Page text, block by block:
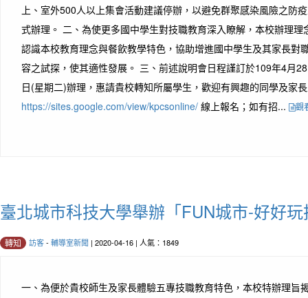
上、室外500人以上集會活動建議停辦，以避免群聚感染風險之防
式辦理。 二、為使更多國中學生對技職教育深入瞭解，本校辦理
認識本校教育理念與餐飲教學特色，協助增進國中學生及其家長對
容之試探，使其適性發展。 三、前述說明會日程謹訂於109年4月
日(星期二)辦理，惠請貴校轉知所屬學生，歡迎有興趣的同學及家
https://sites.google.com/view/kpcsonline/ 線上報名；如有招... 觀
臺北城市科技大學舉辦「FUN城市-好好
轉知 訪客- 輔導室新聞 | 2020-04-16 | 人氣：1849
一、為便於貴校師生及家長體驗五專技職教育特色，本校特辦理旨